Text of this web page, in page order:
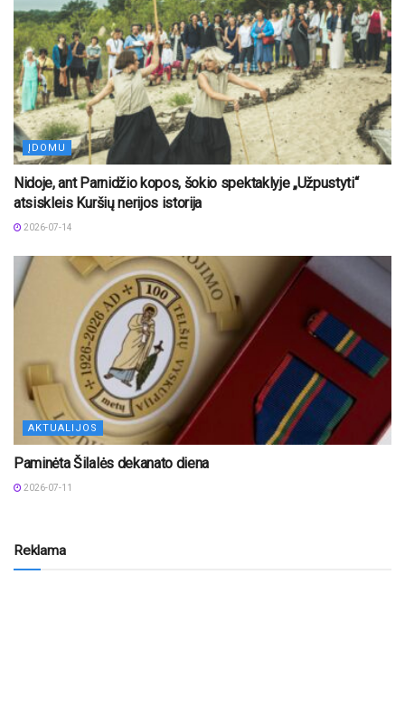
ĮDOMU
Nidoje, ant Parnidžio kopos, šokio spektaklyje „Užpustyti“
atsiskleis Kuršių nerijos istorija
2026-07-14
AKTUALIJOS
Paminėta Šilalės dekanato diena
2026-07-11
Reklama